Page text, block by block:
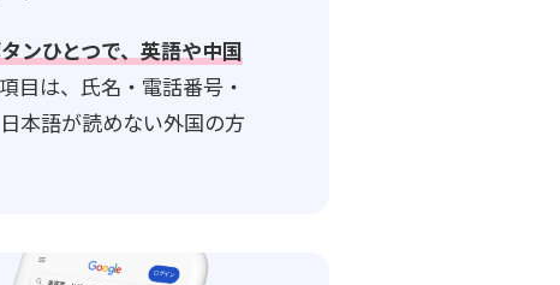
ンひとつで、英語や中国
目は、氏名・電話番号・
本語が読めない外国の方